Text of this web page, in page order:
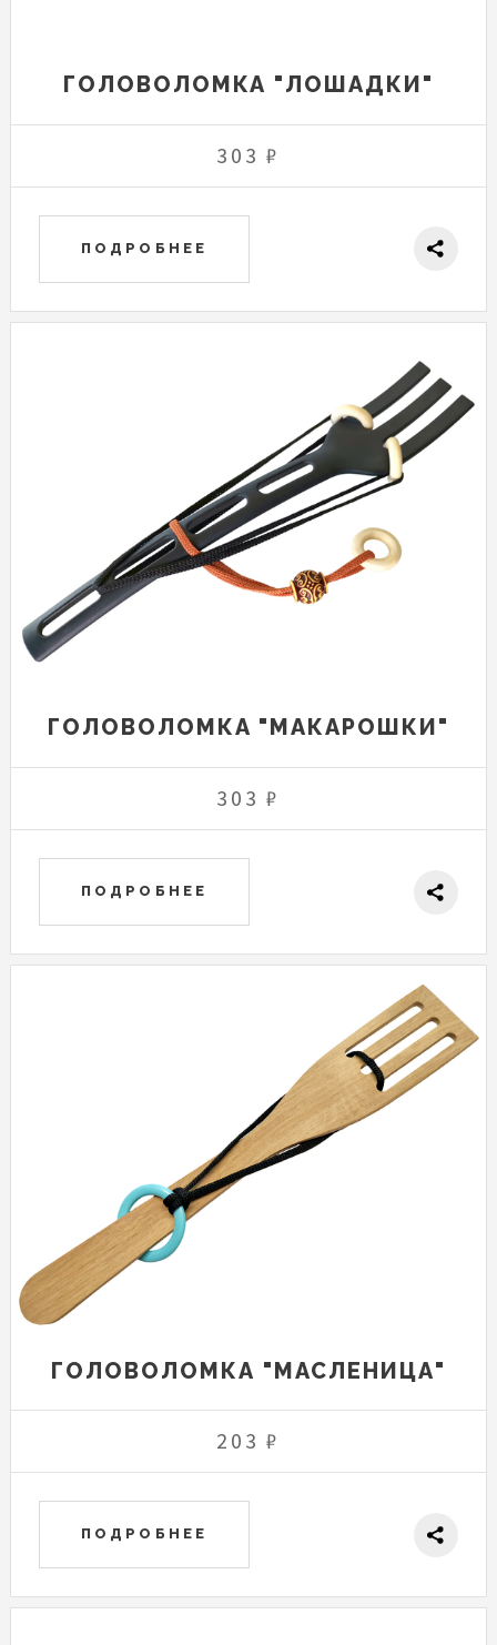
ГОЛОВОЛОМКА "ЛОШАДКИ"
303 ₽
ПОДРОБНЕЕ
ГОЛОВОЛОМКА "МАКАРОШКИ"
303 ₽
ПОДРОБНЕЕ
ГОЛОВОЛОМКА "МАСЛЕНИЦА"
203 ₽
ПОДРОБНЕЕ